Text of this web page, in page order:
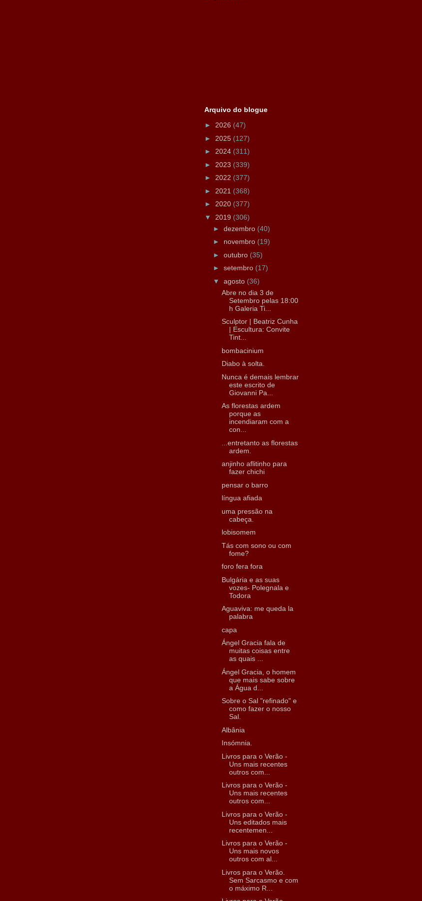
Arquivo do blogue
► 2026 (47)
► 2025 (127)
► 2024 (311)
► 2023 (339)
► 2022 (377)
► 2021 (368)
► 2020 (377)
▼ 2019 (306)
► dezembro (40)
► novembro (19)
► outubro (35)
► setembro (17)
▼ agosto (36)
Abre no dia 3 de
Setembro pelas 18:00
h Galeria Ti...
Sculptor | Beatriz Cunha
| Escultura: Convite
Tint...
bombacinium
Diabo à solta.
Nunca é demais lembrar
este escrito de
Giovanni Pa...
As florestas ardem
porque as
incendiaram com a
con...
...entretanto as florestas
ardem.
anjinho aflitinho para
fazer chichi
pensar o barro
língua afiada
uma pressão na
cabeça.
lobisomem
Tás com sono ou com
fome?
foro fera fora
Bulgária e as suas
vozes- Polegnala e
Todora
Aguaviva: me queda la
palabra
capa
Ángel Gracia fala de
muitas coisas entre
as quais ...
Ángel Gracia, o homem
que mais sabe sobre
a Água d...
Sobre o Sal "refinado" e
como fazer o nosso
Sal.
Albânia
Insómnia.
Livros para o Verão -
Uns mais recentes
outros com...
Livros para o Verão -
Uns mais recentes
outros com...
Livros para o Verão -
Uns editados mais
recentemen...
Livros para o Verão -
Uns mais novos
outros com al...
Livros para o Verão.
Sem Sarcasmo e com
o máximo R...